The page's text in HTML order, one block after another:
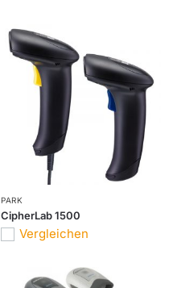
PARK
CipherLab 1500
Vergleichen